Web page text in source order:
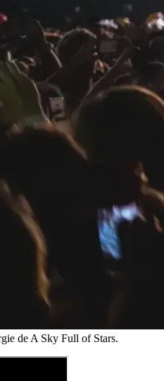
de A Sky Full of Stars.